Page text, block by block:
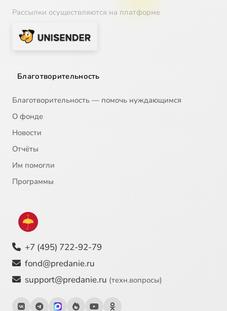
Рассылки осуществляются на платформе
Благотворительность
Благотворительность — помочь нуждающимся
О фонде
Новости
Отчёты
Им помогли
Программы
+7 (495) 722-92-79
fond@predanie.ru
support@predanie.ru (техн.вопросы)